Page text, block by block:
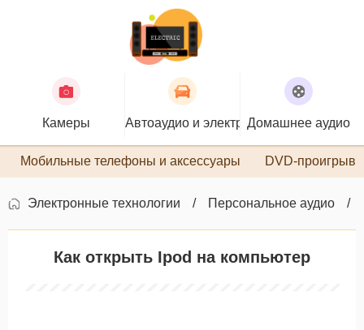
Камеры Автоаудио и электроникаДомашнее аудио
Мобильные телефоны и аксессуары DVD-
Электронные технологии Персональное аудио
Как открыть Ipod на компьютер